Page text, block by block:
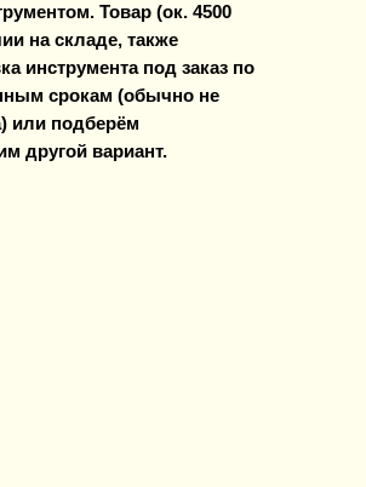
Товар (ок. 4500
на складе, также
инструмента под заказ по
срокам (обычно не
или подберём
другой вариант.